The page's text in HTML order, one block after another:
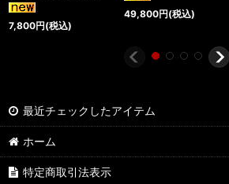
7,800円(税込)
49,800円(税込)
最近チェックしたアイテム
ホーム
特定商取引法表示